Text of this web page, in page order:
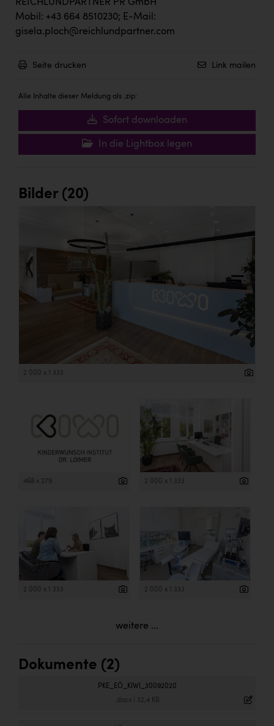
REICHLUNDPARTNER PR GmbH
Mobil: +43 664 8510230; E-Mail:
gisela.ploch@reichlundpartner.com
Seite drucken Link mailen
Alle Inhalte dieser Meldung als .zip:
Sofort downloaden
In die Lightbox legen
Bilder (20)
2 000 x 1 333
468 x 279 2 000 x 1 333
2 000 x 1 333 2 000 x 1 333
weitere ...
Dokumente (2)
PKE_EÖ_KIWI_30092020
.docx| 32,4 KB